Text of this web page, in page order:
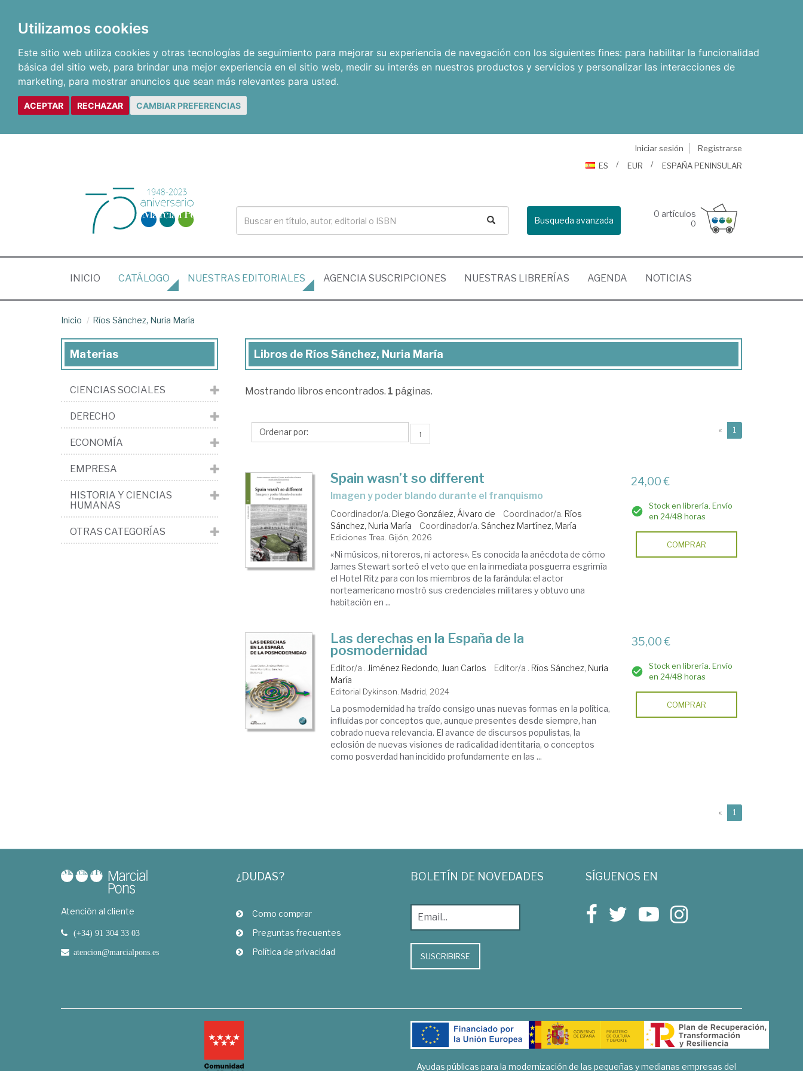
Utilizamos cookies
Este sitio web utiliza cookies y otras tecnologías de seguimiento para mejorar su experiencia de navegación con los siguientes fines: para habilitar la funcionalidad
básica del sitio web, para brindar una mejor experiencia en el sitio web, medir su interés en nuestros productos y servicios y personalizar las interacciones de
marketing, para mostrar anuncios que sean más relevantes para usted.
ACEPTAR RECHAZAR CAMBIAR PREFERENCIAS
Iniciar sesión
Registrarse
ES
EUR ESPAÑA PENINSULAR
Busqueda avanzada
0 artículos
0
INICIO (CURRENT)
CATÁLOGO NUESTRAS EDITORIALES AGENCIA SUSCRIPCIONES NUESTRAS LIBRERÍAS AGENDA NOTICIAS
Inicio Ríos Sánchez, Nuria María
Libros
Ríos
Nuria
Libros de Ríos Sánchez, Nuria María
Mostrando libros encontrados. 1 páginas.
↑ « 1
Spain wasn’t so different
Imagen y poder blando durante el franquismo
Coordinador/a. Diego González, Álvaro de Coordinador/a. Ríos
Sánchez, Nuria María
Coordinador/a. Sánchez Martínez, María
Ediciones Trea. Gijón, 2026
«Ni músicos, ni toreros, ni actores». Es conocida la anécdota de cómo
James Stewart sorteó el veto que en la inmediata posguerra esgrimía
el Hotel Ritz para con los miembros de la farándula: el actor
norteamericano mostró sus credenciales militares y obtuvo una
habitación en ...
24,00 €
Stock en librería. Envío
en 24/48 horas
COMPRAR
Las derechas en la España de la
posmodernidad
Editor/a . Jiménez Redondo, Juan Carlos Editor/a . Ríos Sánchez, Nuria
María
Editorial Dykinson. Madrid, 2024
La posmodernidad ha traído consigo unas nuevas formas en la política,
influidas por conceptos que, aunque presentes desde siempre, han
cobrado nueva relevancia. El avance de discursos populistas, la
eclosión de nuevas visiones de radicalidad identitaria, o conceptos
como posverdad han incidido profundamente en las ...
35,00 €
Stock en librería. Envío
en 24/48 horas
COMPRAR
« 1
Materias
CIENCIAS SOCIALES
DERECHO
ECONOMÍA
EMPRESA
HISTORIA Y CIENCIAS
HUMANAS
OTRAS CATEGORÍAS
Atención al cliente
(+34) 91 304 33 03
atencion@marcialpons.es
¿DUDAS?
Como comprar
Preguntas frecuentes
Política de privacidad
BOLETÍN DE NOVEDADES
SUSCRIBIRSE
SÍGUENOS EN
Ayudas públicas para la modernización de las pequeñas y medianas empresas del